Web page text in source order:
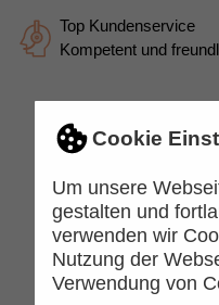
Cookie
Um unsere
gestalten und
verwenden wir
Nutzung der
Verwendung von
Top Kundenservice
Kompetent und
Beschreibung
BRUNNEN
Farben und
Schreibstift für